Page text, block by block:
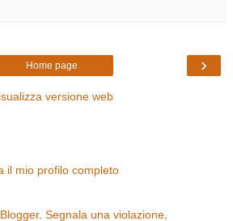
›
Home page
versione web
il mio profilo completo
Blogger. Segnala una violazione